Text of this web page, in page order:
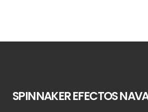
SPINNAKER EFECTOS